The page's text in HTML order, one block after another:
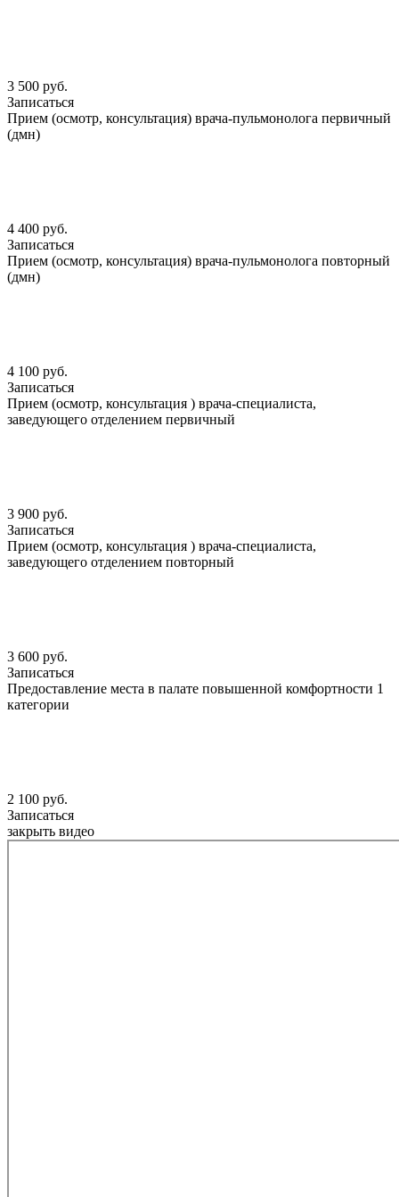
3 500 руб.
Записаться
Прием (осмотр, консультация) врача-пульмонолога первичный
(дмн)
4 400 руб.
Записаться
Прием (осмотр, консультация) врача-пульмонолога повторный
(дмн)
4 100 руб.
Записаться
Прием (осмотр, консультация ) врача-специалиста,
заведующего отделением первичный
3 900 руб.
Записаться
Прием (осмотр, консультация ) врача-специалиста,
заведующего отделением повторный
3 600 руб.
Записаться
Предоставление места в палате повышенной комфортности 1
категории
2 100 руб.
Записаться
закрыть видео